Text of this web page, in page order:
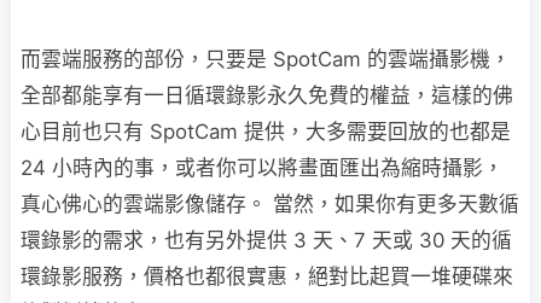
而雲端服務的部份，只要是 SpotCam 的雲端攝影機，
全部都能享有一日循環錄影永久免費的權益，這樣的佛
心目前也只有 SpotCam 提供，大多需要回放的也都是
24 小時內的事，或者你可以將畫面匯出為縮時攝影，
真心佛心的雲端影像儲存。 當然，如果你有更多天數循
環錄影的需求，也有另外提供 3 天、7 天或 30 天的循
環錄影服務，價格也都很實惠，絕對比起買一堆硬碟來